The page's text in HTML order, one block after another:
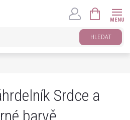
HLEDAT
KOŠÍK
Srdce a
barvě